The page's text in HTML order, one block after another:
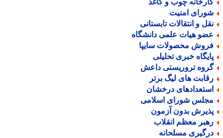
چوب و کاغذ
امنیت
و انتقالات تابستانی
هیات علمی دانشگاه
محصولات سایپا
خبری تحلیلی
تروریستی داعش
های لیگ برتر
درخشان
شورای اسلامی
بدون آزمون
معظم انقلاب
مسلحانه